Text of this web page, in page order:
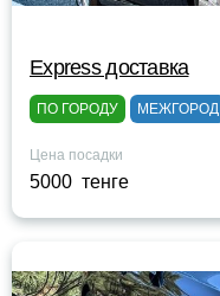
Express доставка
ПО ГОРОДУ МЕЖГОРОД
Цена посадки
5000 тенге